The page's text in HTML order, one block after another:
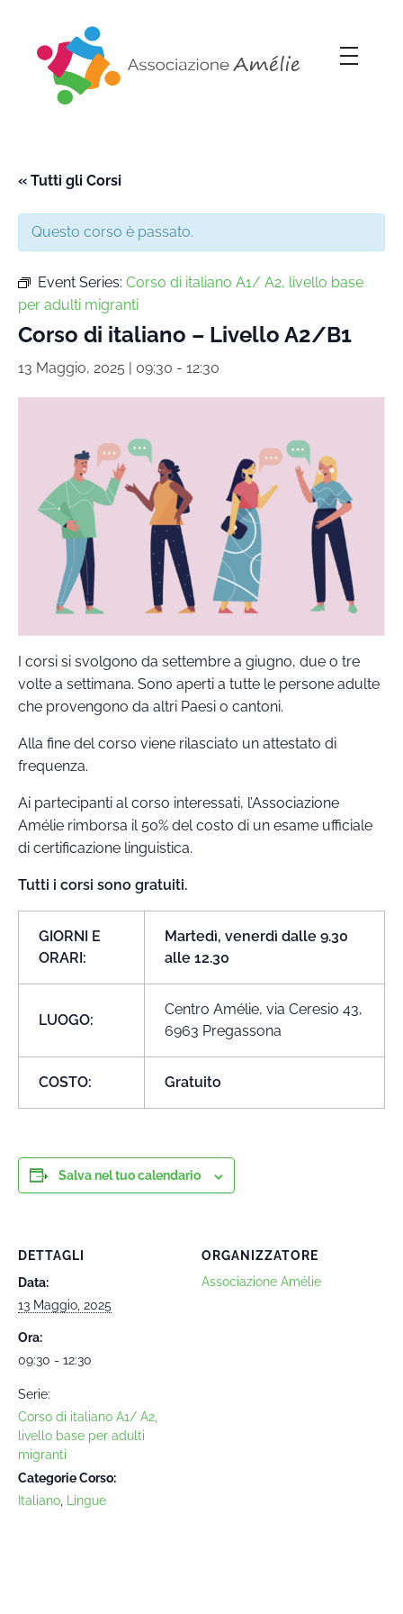
« Tutti gli Corsi
Questo corso è passato.
Event Series: Corso di italiano A1/ A2, livello base
per adulti migranti
Corso di italiano – Livello A2/B1
13 Maggio, 2025 | 09:30 - 12:30
I corsi si svolgono da settembre a giugno, due o tre
volte a settimana. Sono aperti a tutte le persone adulte
che provengono da altri Paesi o cantoni.
Alla fine del corso viene rilasciato un attestato di
frequenza.
Ai partecipanti al corso interessati, l’Associazione
Amélie rimborsa il 50% del costo di un esame ufficiale
di certificazione linguistica.
Tutti i corsi sono gratuiti.
GIORNI E
ORARI:
Martedì, venerdì dalle 9.30
alle 12.30
LUOGO:
Centro Amélie, via Ceresio 43,
6963 Pregassona
COSTO: Gratuito
Salva nel tuo calendario
DETTAGLI
Data:
13 Maggio, 2025
Ora:
09:30 - 12:30
Serie:
Corso di italiano A1/ A2,
livello base per adulti
migranti
Categorie Corso:
Italiano
Lingue
ORGANIZZATORE
Associazione Amélie